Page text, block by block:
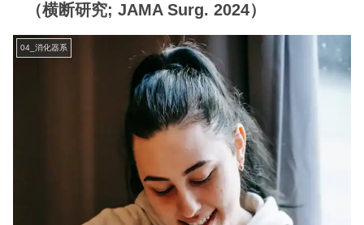
（横断研究; JAMA Surg. 2024）
04_消化器系